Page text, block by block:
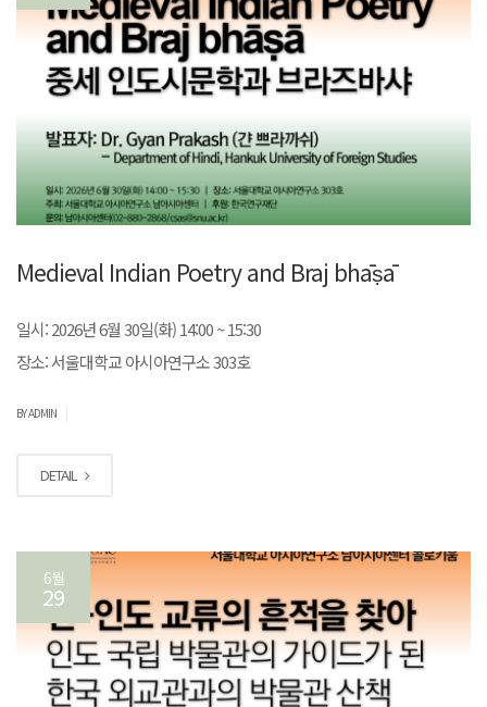
Medieval Indian Poetry and Braj bhāṣā
일시: 2026년 6월 30일(화) 14:00 ~ 15:30
장소: 서울대학교 아시아연구소 303호
BY ADMIN
DETAIL
6월
29